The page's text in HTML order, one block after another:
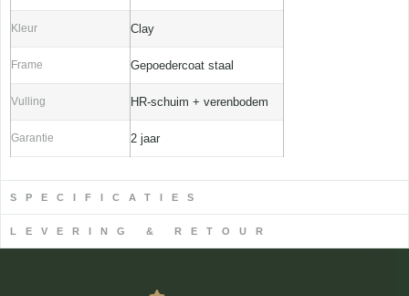
Kleur Clay
Frame Gepoedercoat staal
Vulling HR-schuim + verenbodem
Garantie 2 jaar
SPECIFICATIES
LEVERING & RETOUR